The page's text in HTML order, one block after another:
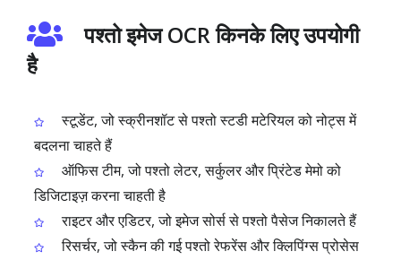
पश्तो इमेज OCR किनके लिए उपयोगी
है
स्टूडेंट, जो स्क्रीनशॉट से पश्तो स्टडी मटेरियल को नोट्स में
बदलना चाहते हैं
ऑफिस टीम, जो पश्तो लेटर, सर्कुलर और प्रिंटेड मेमो को
डिजिटाइज़ करना चाहती है
राइटर और एडिटर, जो इमेज सोर्स से पश्तो पैसेज निकालते हैं
रिसर्चर, जो स्कैन की गई पश्तो रेफरेंस और क्लिपिंग्स प्रोसेस